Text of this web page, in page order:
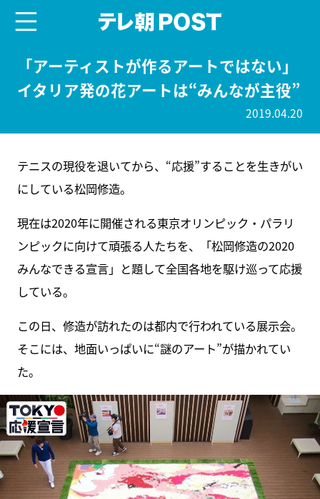
「アーティストが作るアートではない」
イタリア発の花アートは“みんなが主役”
2019.04.20
テニスの現役を退いてから、“応援”することを生きがい
にしている松岡修造。
現在は2020年に開催される東京オリンピック・パラリ
ンピックに向けて頑張る人たちを、「松岡修造の2020
みんなできる宣言」と題して全国各地を駆け巡って応援
している。
この日、修造が訪れたのは都内で行われている展示会。
そこには、地面いっぱいに“謎のアート”が描かれてい
た。